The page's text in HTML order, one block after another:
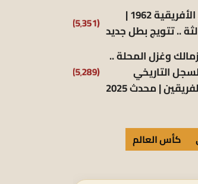
كأس الأمم الأفريقية 1962 |
.. تتويج بطل جديد (5٬351)
وغزل المحلة ..
التاريخي
| محدث 2025
(5٬289)
كأس العالم